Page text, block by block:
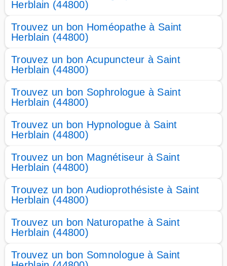
Herblain (44800)
Trouvez un bon Homéopathe à Saint
Herblain (44800)
Trouvez un bon Acupuncteur à Saint
Herblain (44800)
Trouvez un bon Sophrologue à Saint
Herblain (44800)
Trouvez un bon Hypnologue à Saint
Herblain (44800)
Trouvez un bon Magnétiseur à Saint
Herblain (44800)
Trouvez un bon Audioprothésiste à Saint
Herblain (44800)
Trouvez un bon Naturopathe à Saint
Herblain (44800)
Trouvez un bon Somnologue à Saint